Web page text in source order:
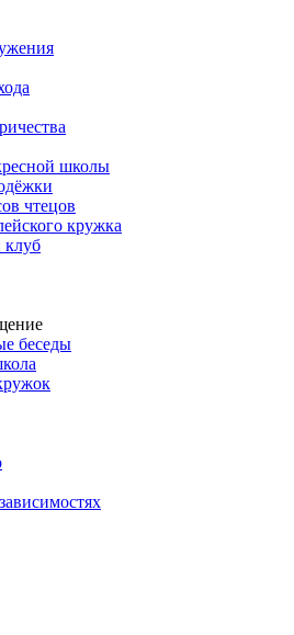
школы
чтецов
кружка
беседы